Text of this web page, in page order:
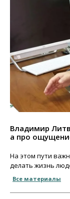
Владимир
а про
На этом пути
делать жизнь
Все материалы